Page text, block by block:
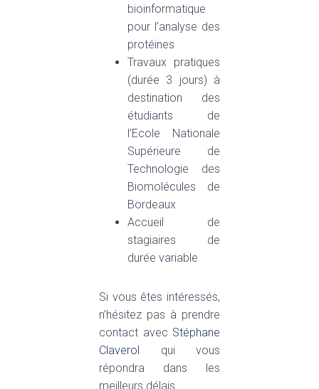
bioinformatique
pour l’analyse des
protéines
Travaux pratiques
(durée 3 jours) à
destination des
étudiants de
l’Ecole Nationale
Supérieure de
Technologie des
Biomolécules de
Bordeaux
Accueil de
stagiaires de
durée variable
Si vous êtes intéressés,
n’hésitez pas à prendre
contact avec Stéphane
Claverol qui vous
répondra dans les
meilleurs délais.